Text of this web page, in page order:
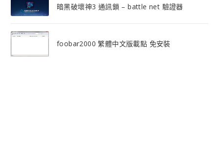
暗黑破壞神3 通訊鎖 – battle net 驗證器
foobar2000 繁體中文版載點 免安裝